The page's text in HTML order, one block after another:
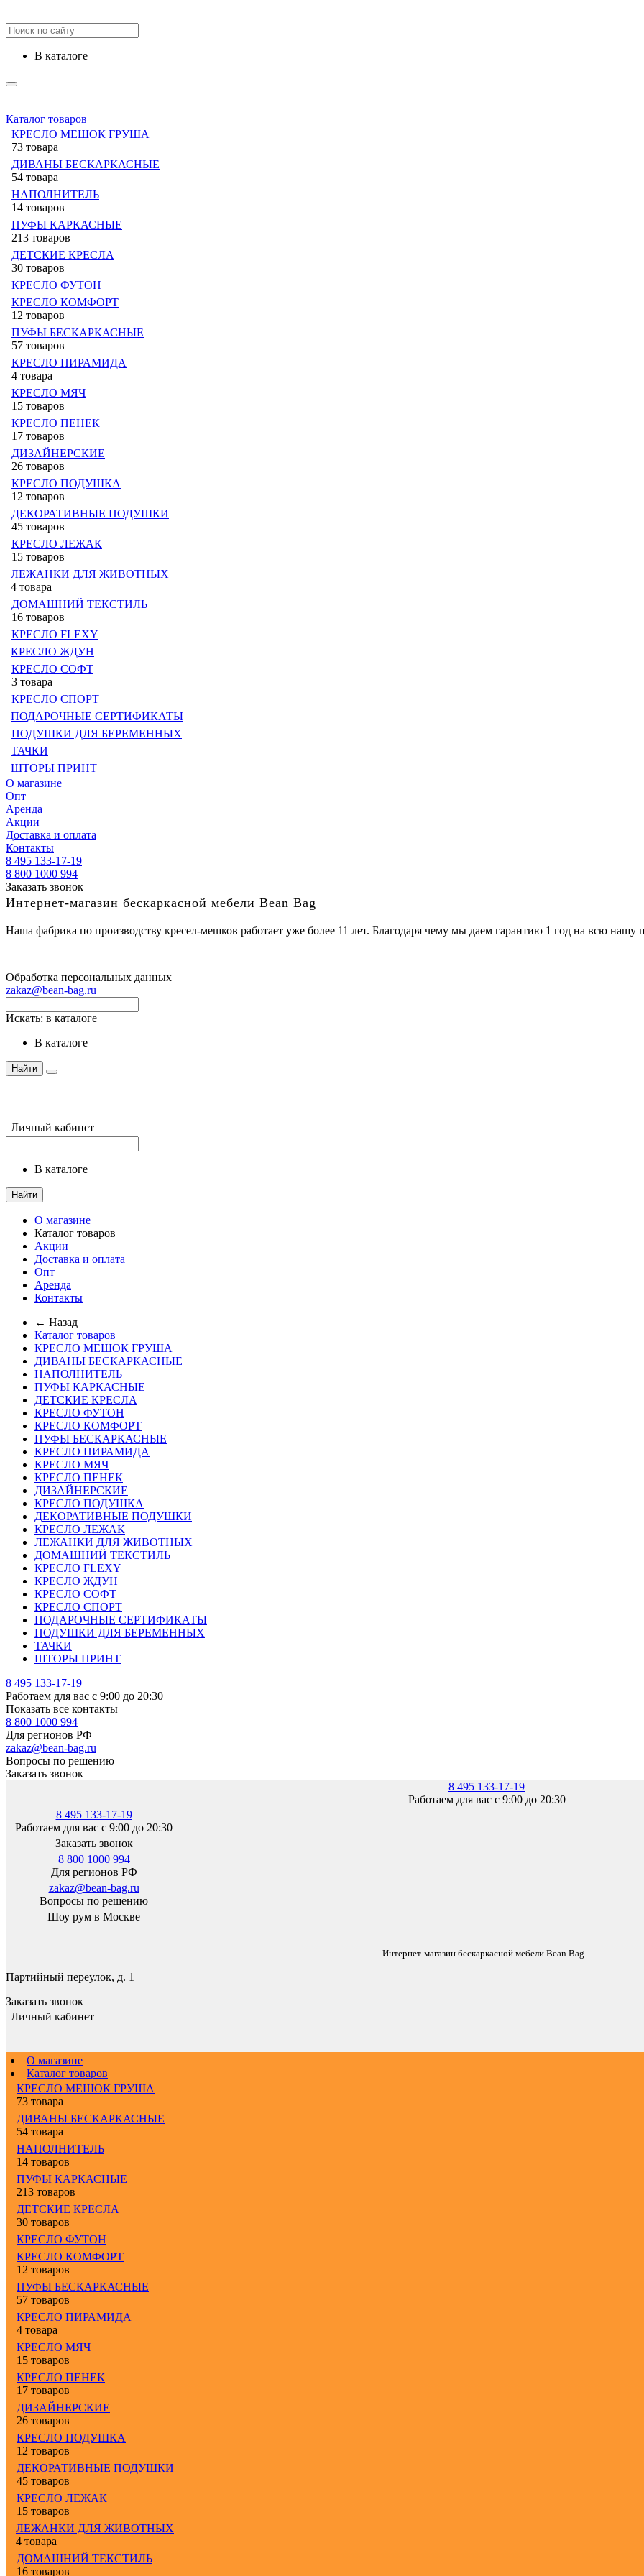
в каталоге
Каталог товаров
КРЕСЛО МЕШОК ГРУША
73 товара
ДИВАНЫ БЕСКАРКАСНЫЕ
54 товара
НАПОЛНИТЕЛЬ
14 товаров
ПУФЫ КАРКАСНЫЕ
213 товаров
ДЕТСКИЕ КРЕСЛА
30 товаров
КРЕСЛО ФУТОН
КРЕСЛО КОМФОРТ
12 товаров
ПУФЫ БЕСКАРКАСНЫЕ
57 товаров
КРЕСЛО ПИРАМИДА
4 товара
КРЕСЛО МЯЧ
15 товаров
КРЕСЛО ПЕНЕК
17 товаров
ДИЗАЙНЕРСКИЕ
26 товаров
КРЕСЛО ПОДУШКА
12 товаров
ДЕКОРАТИВНЫЕ ПОДУШКИ
45 товаров
КРЕСЛО ЛЕЖАК
15 товаров
ЛЕЖАНКИ ДЛЯ ЖИВОТНЫХ
4 товара
ДОМАШНИЙ ТЕКСТИЛЬ
16 товаров
КРЕСЛО FLEXY
КРЕСЛО ЖДУН
КРЕСЛО СОФТ
3 товара
КРЕСЛО СПОРТ
ПОДАРОЧНЫЕ СЕРТИФИКАТЫ
ПОДУШКИ ДЛЯ БЕРЕМЕННЫХ
ТАЧКИ
ШТОРЫ ПРИНТ
О магазине
Опт
Аренда
Акции
Доставка и оплата
Контакты
8 495 133-17-19
8 800 1000 994
Заказать звонок
Интернет-магазин бескаркасной мебели Bean Bag
Наша фабрика по производству кресел-мешков работает уже более 11 лет. Благодаря чему мы даем гарантию 1 год на всю нашу
Обработка персональных данных
zakaz@bean-bag.ru
Искать: в каталоге
в каталоге
Найти
Личный кабинет
в каталоге
Найти
О магазине
Каталог товаров
Акции
Доставка и оплата
Опт
Аренда
Контакты
← Назад
Каталог товаров
КРЕСЛО МЕШОК ГРУША
ДИВАНЫ БЕСКАРКАСНЫЕ
НАПОЛНИТЕЛЬ
ПУФЫ КАРКАСНЫЕ
ДЕТСКИЕ КРЕСЛА
КРЕСЛО ФУТОН
КРЕСЛО КОМФОРТ
ПУФЫ БЕСКАРКАСНЫЕ
КРЕСЛО ПИРАМИДА
КРЕСЛО МЯЧ
КРЕСЛО ПЕНЕК
ДИЗАЙНЕРСКИЕ
КРЕСЛО ПОДУШКА
ДЕКОРАТИВНЫЕ ПОДУШКИ
КРЕСЛО ЛЕЖАК
ЛЕЖАНКИ ДЛЯ ЖИВОТНЫХ
ДОМАШНИЙ ТЕКСТИЛЬ
КРЕСЛО FLEXY
КРЕСЛО ЖДУН
КРЕСЛО СОФТ
КРЕСЛО СПОРТ
ПОДАРОЧНЫЕ СЕРТИФИКАТЫ
ПОДУШКИ ДЛЯ БЕРЕМЕННЫХ
ТАЧКИ
ШТОРЫ ПРИНТ
8 495 133-17-19
Работаем для вас с 9:00 до 20:30
Показать все контакты
8 800 1000 994
Для регионов РФ
zakaz@bean-bag.ru
Вопросы по решению
Заказать звонок
8 495 133-17-19
Работаем для вас с 9:00 до 20:30
8 495 133-17-19
Работаем для вас с 9:00 до 20:30
Заказать звонок
8 800 1000 994
Для регионов РФ
zakaz@bean-bag.ru
Вопросы по решению
Шоу рум в Москве
Интернет-магазин бескаркасной мебели Bean Bag
Партийный переулок, д. 1
Заказать звонок
Личный кабинет
О магазине
Каталог товаров
КРЕСЛО МЕШОК ГРУША
73 товара
ДИВАНЫ БЕСКАРКАСНЫЕ
54 товара
НАПОЛНИТЕЛЬ
14 товаров
ПУФЫ КАРКАСНЫЕ
213 товаров
ДЕТСКИЕ КРЕСЛА
30 товаров
КРЕСЛО ФУТОН
КРЕСЛО КОМФОРТ
12 товаров
ПУФЫ БЕСКАРКАСНЫЕ
57 товаров
КРЕСЛО ПИРАМИДА
4 товара
КРЕСЛО МЯЧ
15 товаров
КРЕСЛО ПЕНЕК
17 товаров
ДИЗАЙНЕРСКИЕ
26 товаров
КРЕСЛО ПОДУШКА
12 товаров
ДЕКОРАТИВНЫЕ ПОДУШКИ
45 товаров
КРЕСЛО ЛЕЖАК
15 товаров
ЛЕЖАНКИ ДЛЯ ЖИВОТНЫХ
4 товара
ДОМАШНИЙ ТЕКСТИЛЬ
16 товаров